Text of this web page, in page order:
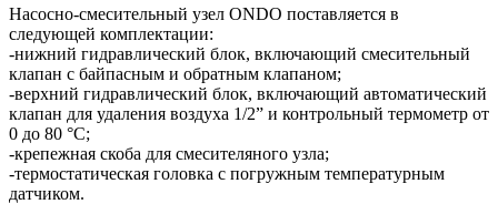
Насосно-смесительный узел ONDO поставляется в
следующей комплектации:
-нижний гидравлический блок, включающий смесительный
клапан с байпасным и обратным клапаном;
-верхний гидравлический блок, включающий автоматический
клапан для удаления воздуха 1/2” и контрольный термометр от
0 до 80 °C;
-крепежная скоба для смесителяного узла;
-термостатическая головка с погружным температурным
датчиком.